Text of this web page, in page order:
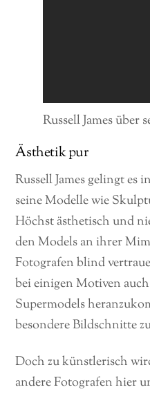
Russell James über
Ästhetik pur
Russell James gelingt es
seine Modelle wie
Höchst ästhetisch und
den Models an ihrer
Fotografen blind
bei einigen Motiven
Supermodels
besondere Bildschnitte
Doch zu künstlerisch
andere Fotografen hier